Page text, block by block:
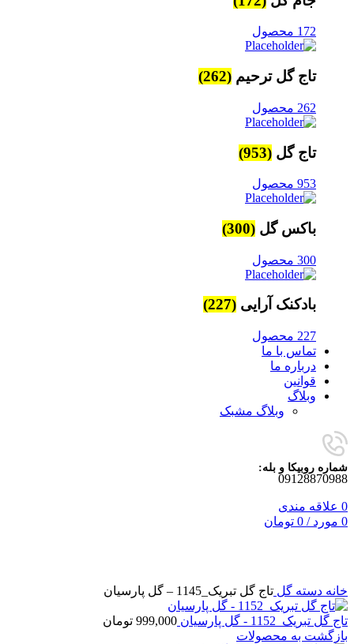
172 محصول
تاج گل ترحیم (262)
262 محصول
تاج گل (953)
953 محصول
باکس گل (300)
300 محصول
بادکنک آرایی (227)
227 محصول
تماس با ما
درباره ما
قوانین
وبلاگ
وبلاگ مشبک
شماره روبیکا و بله:
09128870988
0 علاقه مندی
0 مورد /
0 تومان
خانه دسته گل تاج گل تبریک_1145 – گل پارسیان
تاج گل تبریک_1152 - گل پارسیان 999,000 تومان
بازگشت به محصولات